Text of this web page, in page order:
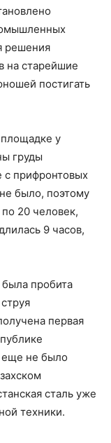
решения
на старейшие
постигать
у
груды
с прифронтовых
было, поэтому
20 человек,
9 часов,
была пробита
первая
еще не было
сталь уже
техники.